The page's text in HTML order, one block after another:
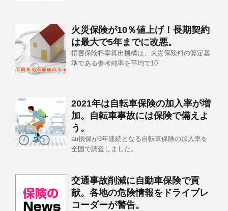
火災保険が10％値上げ！長期契約
は最大で5年までに改悪。
損害保険料率算出機構は、火災保険料の算定基
準である参考純率を平均で10
2021年は自転車保険の加入率が増
加。自転車事故には保険で備えよ
う。
au損保が3年連続となる自転車保険の加入率を
全国で調査しました。
交通事故削減に自動車保険で貢
献。各地の危険情報をドライブレ
コーダーが警告。